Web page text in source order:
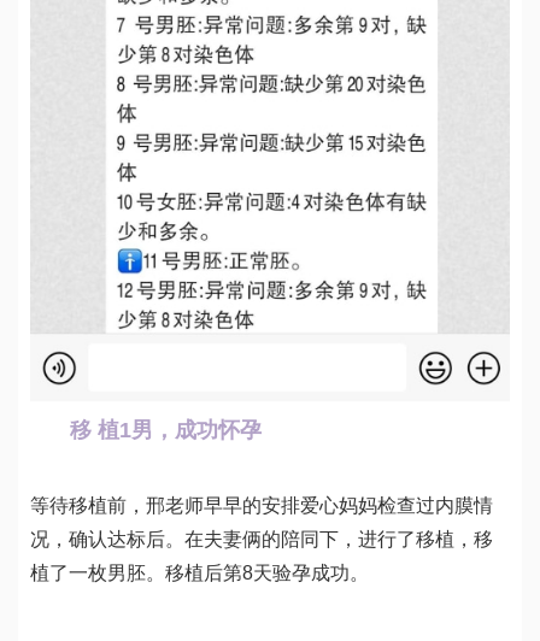
移 植1男，成功怀孕
等待移植前，邢老师早早的安排爱心妈妈检查过内膜情
况，确认达标后。在夫妻俩的陪同下，进行了移植，移
植了一枚男胚。移植后第8天验孕成功。